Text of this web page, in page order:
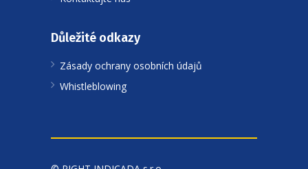
Důležité odkazy
Zásady ochrany osobních údajů
Whistleblowing